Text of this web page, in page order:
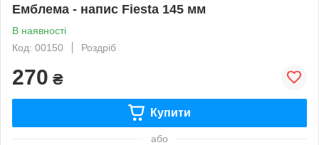
Емблема - напис Fiesta 145 мм
В наявності
Код: 00150
Роздріб
270 ₴
Купити
або